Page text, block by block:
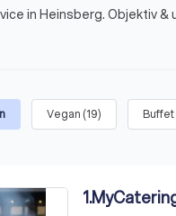
in Heinsberg. Objektiv
Vegan (19) Buffet
1.